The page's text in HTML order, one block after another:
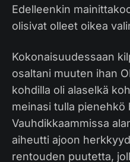
Edelleenkin
olisivat olleet oikea
Kokonaisuudessaan
osaltani muuten ihan
kohdilla oli alaselkä
meinasi tulla pienehkö
Vauhdikkaammissa
aiheutti ajoon
rentouden puutetta,